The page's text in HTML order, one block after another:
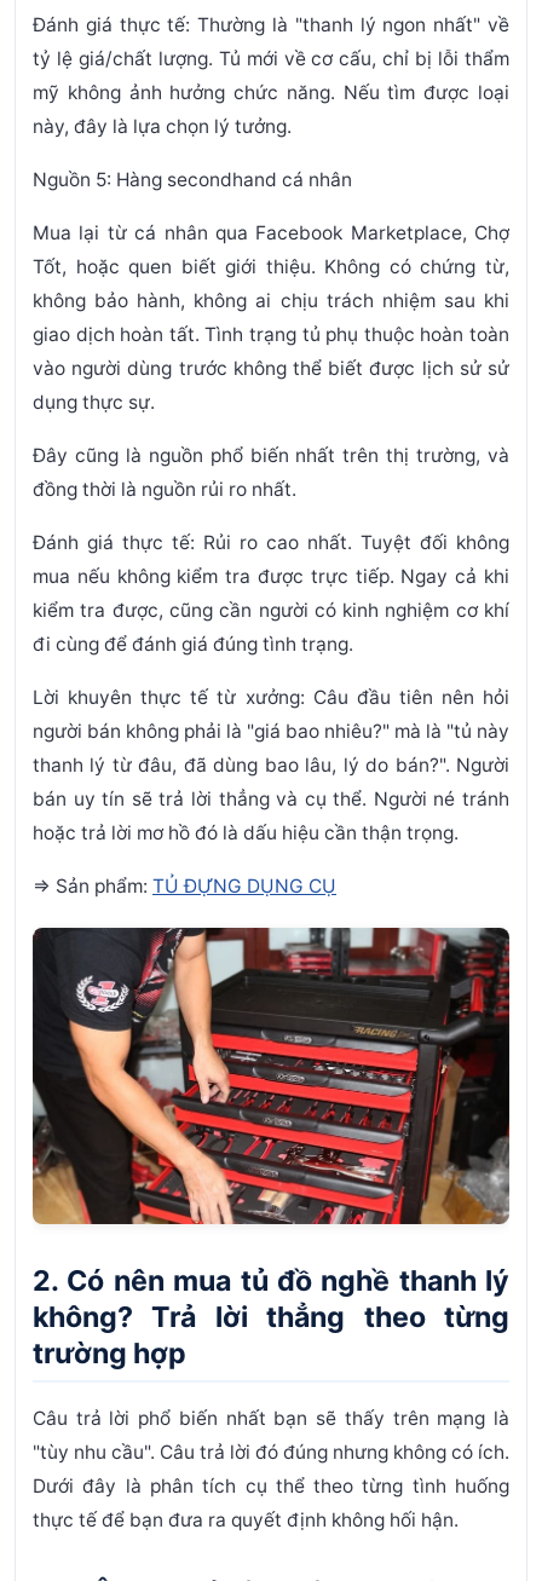
Đánh giá thực tế: Thường là "thanh lý ngon nhất" về
tỷ lệ giá/chất lượng. Tủ mới về cơ cấu, chỉ bị lỗi thẩm
mỹ không ảnh hưởng chức năng. Nếu tìm được loại
này, đây là lựa chọn lý tưởng.
Nguồn 5: Hàng secondhand cá nhân
Mua lại từ cá nhân qua Facebook Marketplace, Chợ
Tốt, hoặc quen biết giới thiệu. Không có chứng từ,
không bảo hành, không ai chịu trách nhiệm sau khi
giao dịch hoàn tất. Tình trạng tủ phụ thuộc hoàn toàn
vào người dùng trước không thể biết được lịch sử sử
dụng thực sự.
Đây cũng là nguồn phổ biến nhất trên thị trường, và
đồng thời là nguồn rủi ro nhất.
Đánh giá thực tế: Rủi ro cao nhất. Tuyệt đối không
mua nếu không kiểm tra được trực tiếp. Ngay cả khi
kiểm tra được, cũng cần người có kinh nghiệm cơ khí
đi cùng để đánh giá đúng tình trạng.
Lời khuyên thực tế từ xưởng: Câu đầu tiên nên hỏi
người bán không phải là "giá bao nhiêu?" mà là "tủ này
thanh lý từ đâu, đã dùng bao lâu, lý do bán?". Người
bán uy tín sẽ trả lời thẳng và cụ thể. Người né tránh
hoặc trả lời mơ hồ đó là dấu hiệu cần thận trọng.
=> Sản phẩm: TỦ ĐỰNG DỤNG CỤ
2. Có nên mua tủ đồ nghề thanh lý
không? Trả lời thẳng theo từng
trường hợp
Câu trả lời phổ biến nhất bạn sẽ thấy trên mạng là
"tùy nhu cầu". Câu trả lời đó đúng nhưng không có ích.
Dưới đây là phân tích cụ thể theo từng tình huống
thực tếđể bạn đưa ra quyết định không hối hận.